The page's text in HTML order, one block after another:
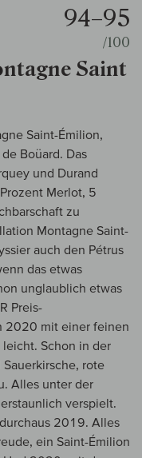
Saint
94–95
/100
Saint-Émilion,
Boüard. Das
und Durand
Merlot, 5
zu
Montagne Saint-
auch den Pétrus
das etwas
unglaublich etwas
Preis-
2020 mit einer feinen
leicht. Schon in der
rote
Alles unter der
verspielt.
2019. Alles
ein Saint-Émilion